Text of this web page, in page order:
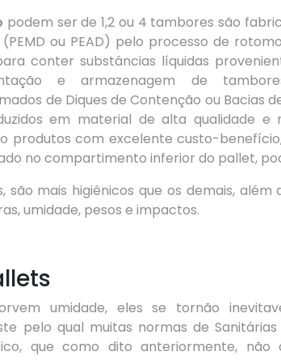
podem ser de 1,2 ou 4 tambores são
ou PEAD) pelo processo de
conter substâncias líquidas
e armazenagem de
de Diques de Contenção ou Bacias
em material de alta qualidade e
produtos com excelente custo-
no compartimento inferior do pallet,
são mais higiênicos que os demais,
umidade, pesos e impactos.
umidade, eles se tornão
pelo qual muitas normas de
que como dito anteriormente, não